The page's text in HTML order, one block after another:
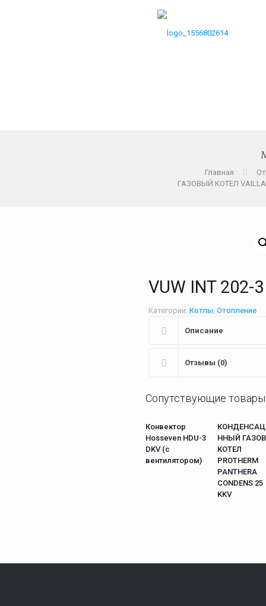
Главная
ГАЗОВЫЙ КОТЕЛ
VUW INT 202-
Категории: Котлы, Отопление
Описание
Отзывы (0)
Сопутствующие товары
Конвектор
Hosseven HDU-3
DKV (с
вентилятором)
ННЫЙ
КОТЕЛ
PROTHERM
PANTHERA
CONDENS 25
KKV